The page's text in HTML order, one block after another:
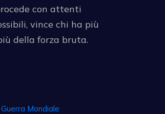
con attenti
vince chi ha più
della forza bruta.
Mondiale